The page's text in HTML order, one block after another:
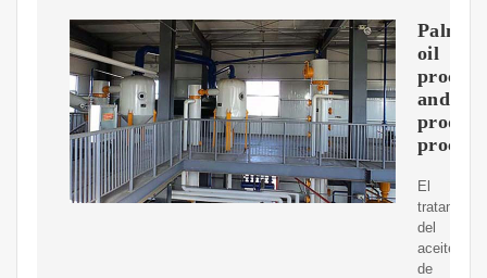
Palm
oil
and
process
El
tratamiento
del
aceite
de